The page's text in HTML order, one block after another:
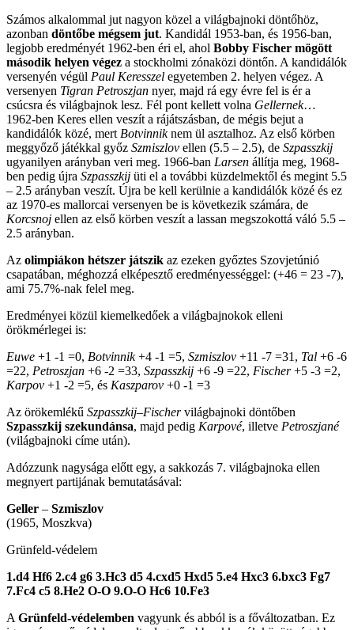
Számos alkalommal jut nagyon közel a világbajnoki döntőhöz,
azonban döntőbe mégsem jut. Kandidál 1953-ban, és 1956-ban,
legjobb eredményét 1962-ben éri el, ahol Bobby Fischer mögött
második helyen végez a stockholmi zónaközi döntőn. A kandidálók
versenyén végül Paul Keresszel egyetemben 2. helyen végez. A
versenyen Tigran Petroszjan nyer, majd rá egy évre fel is ér a
csúcsra és világbajnok lesz. Fél pont kellett volna Gellernek…
1962-ben Keres ellen veszít a rájátszásban, de mégis bejut a
kandidálók közé, mert Botvinniknem ül asztalhoz. Az első körben
meggyőző játékkal győz Szmiszlov ellen (5.5 – 2.5), de Szpasszkij
ugyanilyen arányban veri meg. 1966-ban Larsen állítja meg, 1968-
ben pedig újra Szpasszkij üti el a további küzdelmektől és megint 5.5
– 2.5 arányban veszít. Újra be kell kerülnie a kandidálók közé és ez
az 1970-es mallorcai versenyen be is következik számára, de
Korcsnoj ellen az első körben veszít a lassan megszokottá váló 5.5 –
2.5 arányban.
Az olimpiákon hétszer játszik az ezeken győztes Szovjetúnió
csapatában, méghozzá elképesztő eredményességgel: (+46 = 23 -7),
ami 75.7%-nak felel meg.
Eredményei közül kiemelkedőek a világbajnokok elleni
örökmérlegei is:
Euwe +1 -1 =0, Botvinnik+4 -1 =5, Szmiszlov +11 -7 =31, Tal +6 -6
=22, Petroszjan +6 -2 =33, Szpasszkij +6 -9 =22, Fischer+5 -3 =2,
Karpov +1 -2 =5, és Kaszparov +0 -1 =3
Az örökemlékű Szpasszkij–Fischervilágbajnoki döntőben
Szpasszkij szekundánsa, majd pedig Karpové, illetve Petroszjané
(világbajnoki címe után).
Adózzunk nagysága előtt egy, a sakkozás 7. világbajnoka ellen
megnyert partijának bemutatásával:
Geller – Szmiszlov
(1965, Moszkva)
Grünfeld-védelem
1.d4 Hf6 2.c4 g6 3.Hc3 d5 4.cxd5 Hxd5 5.e4 Hxc3 6.bxc3 Fg7
7.Fc4 c5 8.He2 O-O 9.O-O Hc6 10.Fe3
A Grünfeld-védelemben vagyunk és abból is a főváltozatban. Ez